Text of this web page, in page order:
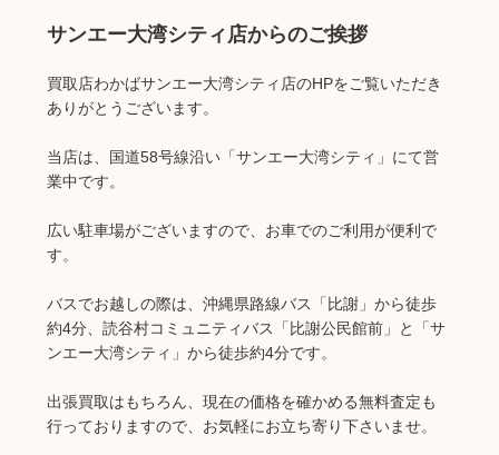
サンエー大湾シティ店からのご挨拶
買取店わかばサンエー大湾シティ店のHPをご覧いただき
ありがとうございます。
当店は、国道58号線沿い「サンエー大湾シティ」にて営
業中です。
広い駐車場がございますので、お車でのご利用が便利で
す。
バスでお越しの際は、沖縄県路線バス「比謝」から徒歩
約4分、読谷村コミュニティバス「比謝公民館前」と「サ
ンエー大湾シティ」から徒歩約4分です。
出張買取はもちろん、現在の価格を確かめる無料査定も
行っておりますので、お気軽にお立ち寄り下さいませ。